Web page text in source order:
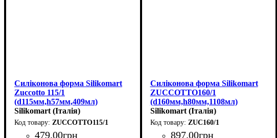
Силіконова форма Silikomart
Zuccotto 115/1
(d115мм,h57мм,409мл)
Silikomart (Італія)
ZUCCOTTO115/1
479.00грн
Силіконова форма Silikomart
ZUCCOTTO160/1
(d160мм,h80мм,1108мл)
Silikomart (Італія)
ZUC160/1
897.00грн